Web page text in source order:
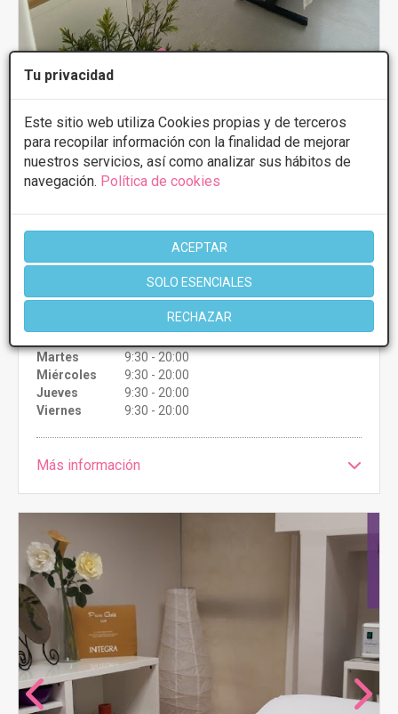
Tu privacidad
Este sitio web utiliza Cookies propias y de terceros
para recopilar información con la finalidad de mejorar
nuestros servicios, así como analizar sus hábitos de
navegación. Política de cookies
ACEPTAR
SOLO ESENCIALES
RECHAZAR
Naturbell Estética Profesional
4.6 9 Opiniones
Gran Plaza, 2º 2ºB, Sevilla VER MAPA
MEDIDA
120€/sesión
CONSULTAR/CITA/PRESUPUESTO
Martes
9:30 - 20:00
Miércoles
9:30 - 20:00
Jueves
9:30 - 20:00
Viernes
9:30 - 20:00
Más información